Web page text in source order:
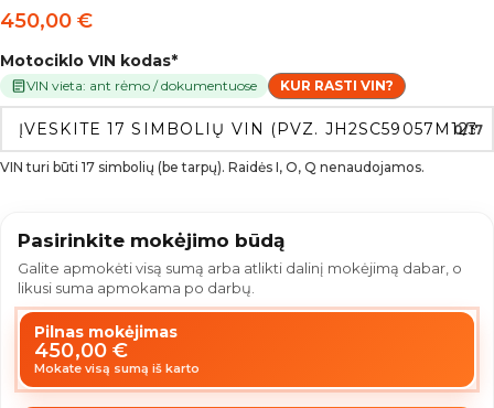
450,00 €
Motociklo VIN kodas*
VIN vieta: ant rėmo / dokumentuose KUR RASTI VIN?
0/17
VIN turi būti 17 simbolių (be tarpų). Raidės I, O, Q nenaudojamos.
Pasirinkite mokėjimo būdą
Galite apmokėti visą sumą arba atlikti dalinį mokėjimą dabar, o
likusi suma apmokama po darbų.
Pilnas mokėjimas
450,00€
Mokate visą sumą iš karto